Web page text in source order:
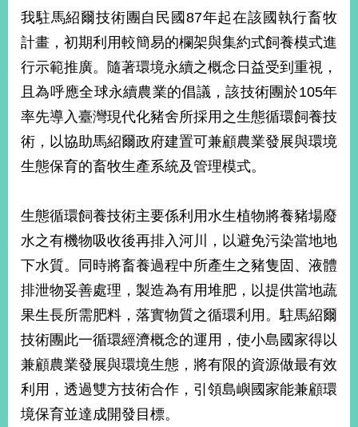
我駐馬紹爾技術團自民國87年起在該國執行畜牧
計畫，初期利用較簡易的欄架與集約式飼養模式進
行示範推廣。隨著環境永續之概念日益受到重視，
且為呼應全球永續農業的倡議，該技術團於105年
率先導入臺灣現代化豬舍所採用之生態循環飼養技
術，以協助馬紹爾政府建置可兼顧農業發展與環境
生態保育的畜牧生產系統及管理模式。
生態循環飼養技術主要係利用水生植物將養豬場廢
水之有機物吸收後再排入河川，以避免污染當地地
下水質。同時將畜養過程中所產生之豬隻固、液體
排泄物妥善處理，製造為有用堆肥，以提供當地蔬
果生長所需肥料，落實物質之循環利用。駐馬紹爾
技術團此一循環經濟概念的運用，使小島國家得以
兼顧農業發展與環境生態，將有限的資源做最有效
利用，透過雙方技術合作，引領島嶼國家能兼顧環
境保育並達成開發目標。